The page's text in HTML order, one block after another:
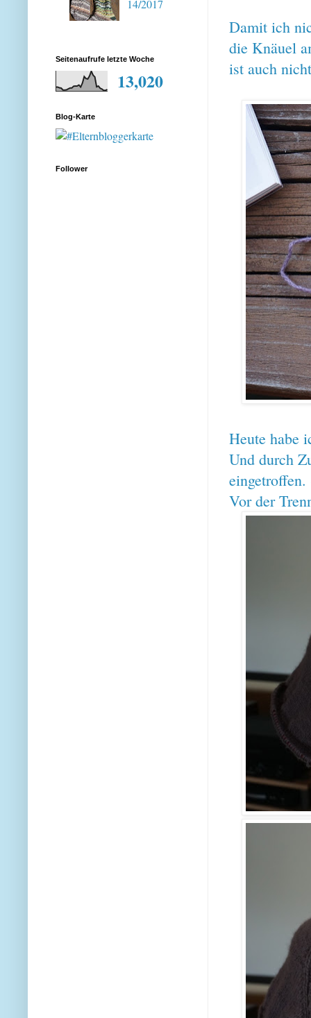
Damit ich
die Knäuel
ist auch
Heute habe
Und durch
Vor der
14/2017
Seitenaufrufe letzte Woche
13,020
Blog-Karte
Follower